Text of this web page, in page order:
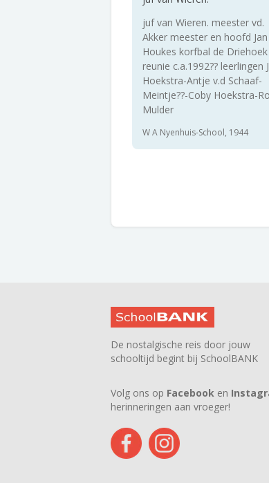
juf van Wieren. meester vd.
Akker meester en hoofd Jan
Houkes korfbal de Driehoek
reunie c.a.1992?? leerlingen
Hoekstra-Antje v.d Schaaf-
Meintje??-Coby Hoekstra-
Mulder
W A Nyenhuis-School, 1944
De nostalgische reis door jouw
schooltijd begint bij SchoolBANK
Volg ons op Facebook en
herinneringen aan vroeger!